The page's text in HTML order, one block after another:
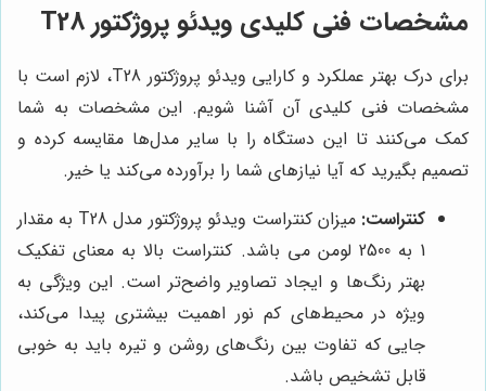
مشخصات فنی کلیدی ویدئو پروژکتور T28
برای درک بهتر عملکرد و کارایی ویدئو پروژکتور T28، لازم است با
مشخصات فنی کلیدی آن آشنا شویم. این مشخصات به شما
کمک می‌کنند تا این دستگاه را با سایر مدل‌ها مقایسه کرده و
تصمیم بگیرید که آیا نیازهای شما را برآورده می‌کند یا خیر.
کنتراست:
میزان کنتراست ویدئو پروژکتور مدل T28 به مقدار
1 به 2500 لومن می باشد. کنتراست بالا به معنای تفکیک
بهتر رنگ‌ها و ایجاد تصاویر واضح‌تر است. این ویژگی به
ویژه در محیط‌های کم نور اهمیت بیشتری پیدا می‌کند،
جایی که تفاوت بین رنگ‌های روشن و تیره باید به خوبی
قابل تشخیص باشد.